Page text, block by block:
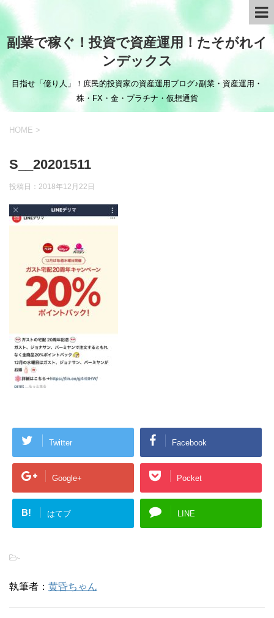
副業で稼ぐ！投資で資産運用！たそがれイ
ンデックス
目指せ「億り人」！庶民的投資家の資産運用ブログ♪副業・資産運用・
株・FX・金・プラチナ・仮想通貨
HOME >
S__20201511
投稿日： 2018年12月22日
Twitter Facebook
Google+ Pocket
B! はてブ LINE
-
執筆者： 黄昏ちゃん